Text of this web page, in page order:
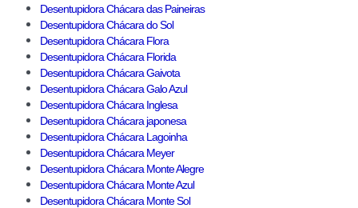
Desentupidora Chácara das Paineiras
Desentupidora Chácara do Sol
Desentupidora Chácara Flora
Desentupidora Chácara Florida
Desentupidora Chácara Gaivota
Desentupidora Chácara Galo Azul
Desentupidora Chácara Inglesa
Desentupidora Chácara japonesa
Desentupidora Chácara Lagoinha
Desentupidora Chácara Meyer
Desentupidora Chácara Monte Alegre
Desentupidora Chácara Monte Azul
Desentupidora Chácara Monte Sol